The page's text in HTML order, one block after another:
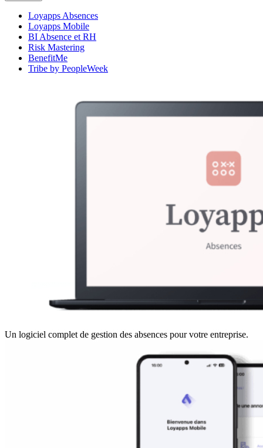
Loyapps Absences
Loyapps Mobile
BI Absence et RH
Risk Mastering
BenefitMe
Tribe by PeopleWeek
Un logiciel complet de gestion des absences pour votre entreprise.